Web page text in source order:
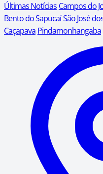
Últimas Notícias Campos do
Bento do SapucaíSão José
Caçapava Pindamonhangaba